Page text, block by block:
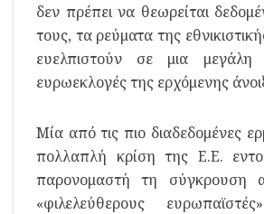
δεν πρέπει να θεωρείται
τους, τα ρεύματα της
ευελπιστούν σε μια μεγάλη
ευρωεκλογές της ερχόμενης
Μία από τις πιο διαδεδομένες
πολλαπλή κρίση της Ε.Ε.
παρονομαστή τη σύγκρουση
«φιλελεύθερους